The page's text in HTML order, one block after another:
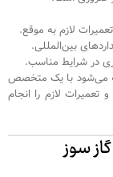
لازم به موقع.
بین‌المللی.
در شرایط مناسب.
می‌شود با یک متخصص
لازم را انجام
سوز